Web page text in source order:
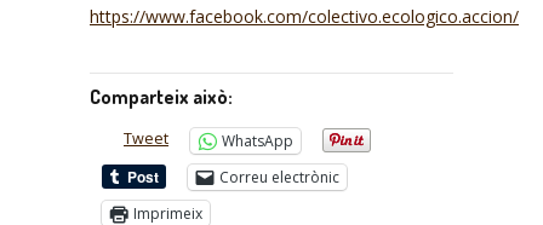
https://www.facebook.com/colectivo.ecologico.accion/
Comparteix això:
Tweet
WhatsApp
Correu electrònic
Imprimeix